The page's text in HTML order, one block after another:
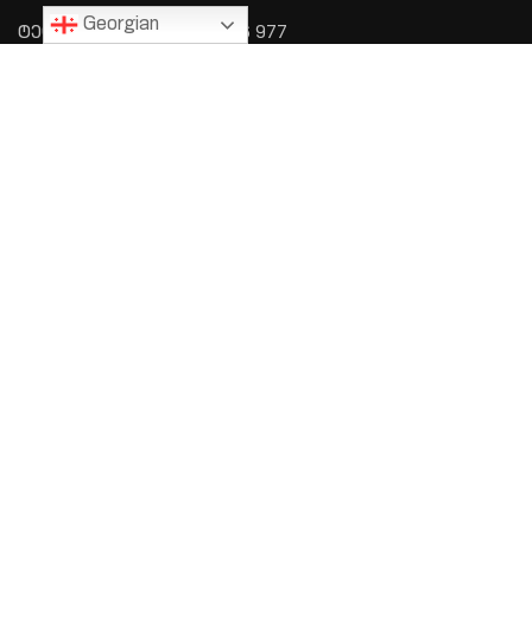
ტელეფონი: +995 577 576 977
Georgian